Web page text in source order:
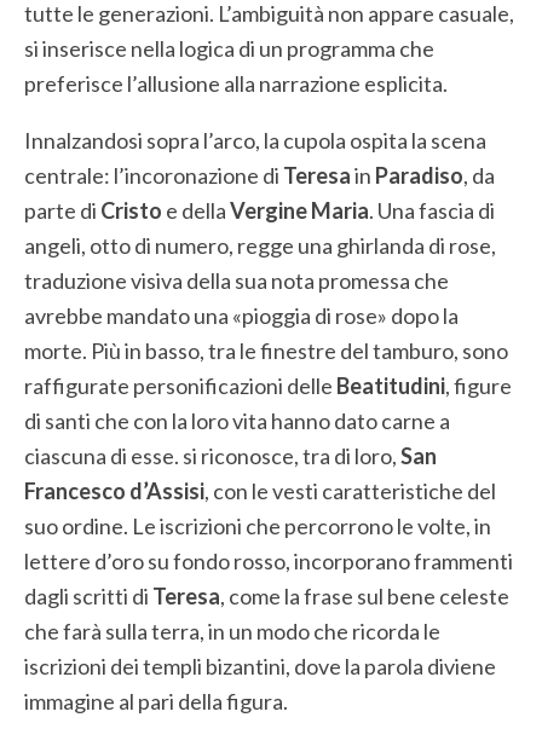
tutte le generazioni. L’ambiguità non appare casuale,
si inserisce nella logica di un programma che
preferisce l’allusione alla narrazione esplicita.
Innalzandosi sopra l’arco, la cupola ospita la scena
centrale: l’incoronazione di Teresain Paradiso, da
parte di Cristo e dellaVergine Maria. Una fascia di
angeli, otto di numero, regge una ghirlanda di rose,
traduzione visiva della sua nota promessa che
avrebbe mandato una «pioggia di rose» dopo la
morte. Più in basso, tra le finestre del tamburo, sono
raffigurate personificazioni delle Beatitudini, figure
di santi che con la loro vita hanno dato carne a
ciascuna di esse. si riconosce, tra di loro,San
Francesco d’Assisi, con le vesti caratteristiche del
suo ordine. Le iscrizioni che percorrono le volte, in
lettere d’oro su fondo rosso, incorporano frammenti
dagli scritti di Teresa, come la frase sul bene celeste
che farà sulla terra, in un modo che ricorda le
iscrizioni dei templi bizantini, dove la parola diviene
immagine al pari della figura.